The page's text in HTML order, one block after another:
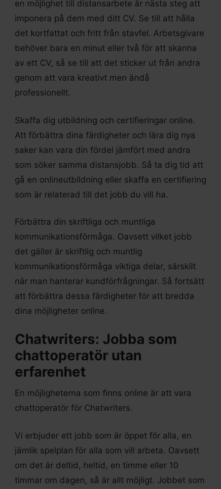
en möjlighet till distansarbete är nästa steg att
imponera på dem med ditt CV. Se till att hålla
det kortfattat och fritt från stavfel. Arbetsgivare
behöver bara en minut eller två för att skanna
av ett CV, så se till att det sticker ut från andra
genom att vara kreativt men ändå
professionellt.
Skaffa dig utbildning och certifieringar online.
Att förbättra dina färdigheter och lära dig nya
saker kan vara din fördel jämfört med andra
som söker samma distansjobb. Så ta dig tid att
gå en onlineutbildning eller skaffa en certifiering
som är relaterad till det jobb du vill ha.
Förbättra din skriftliga och muntliga
kommunikationsförmåga. Oavsett vilket jobb
det gäller är skriftlig och muntlig
kommunikationsförmåga viktiga delar, särskilt
när man hanterar kundförfrågningar. Så fortsätt
att förbättra dessa färdigheter för att bredda
dina möjligheter online.
Chatwriters: Jobba som
chattoperatör utan
erfarenhet
En möjligheterna som finns online är att vara
chattoperatör för Chatwriters.
Vi erbjuder ett jobb som är öppet för alla, en
jämlik spelplan för alla som vill arbeta. Oavsett
om det är deltid, heltid, en timme eller 10
timmar om dagen, så är allt möjligt. Jobbet som